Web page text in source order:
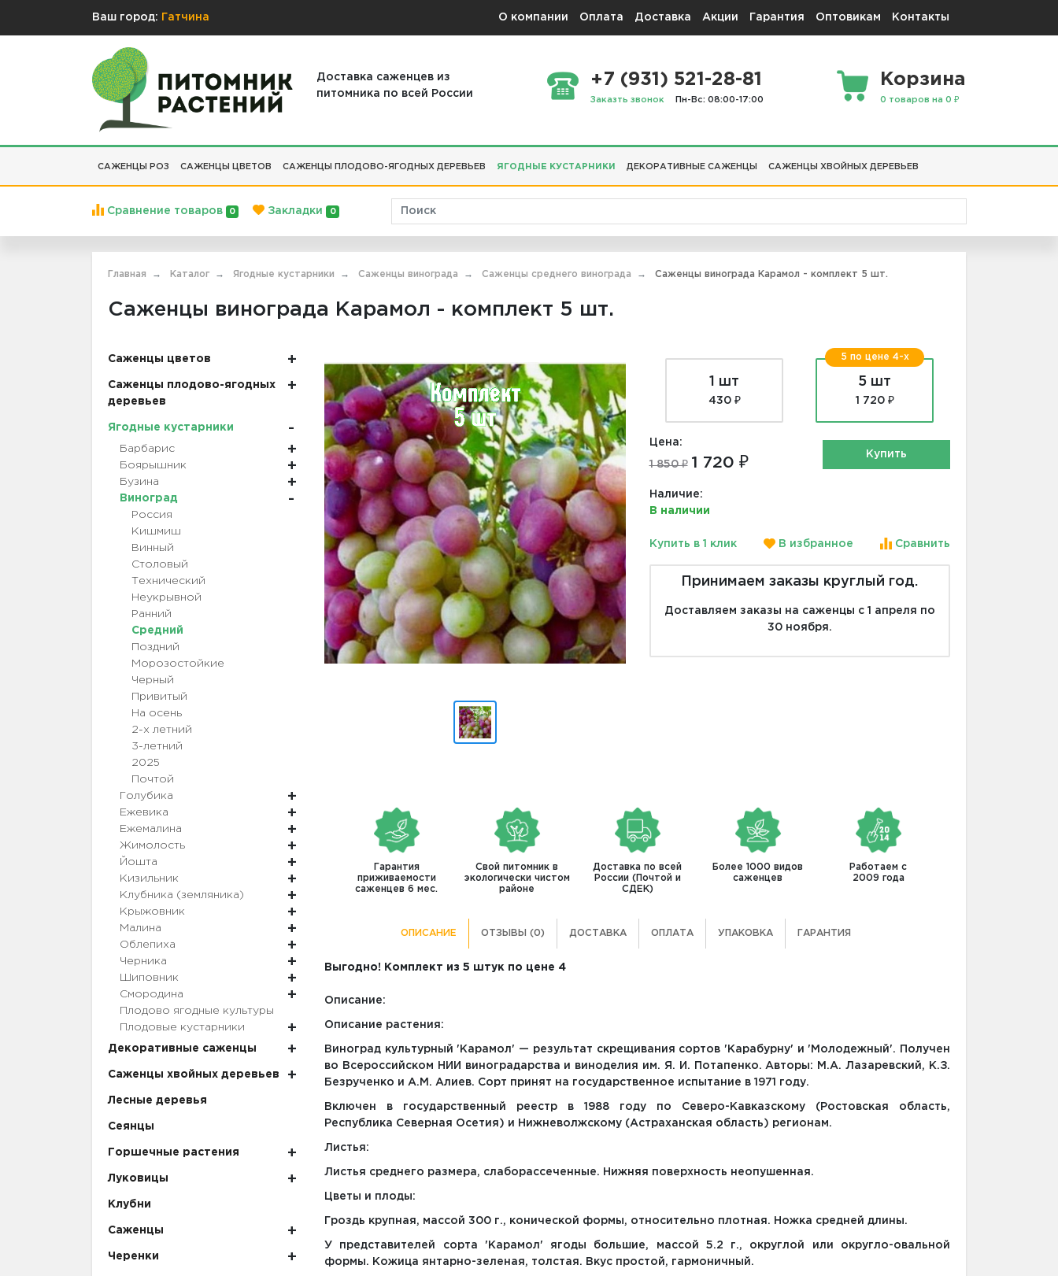
Ваш город: Гатчина О компании Оплата Доставка Акции Гарантия Оптовикам Контакты
Доставка саженцев из
питомника по всей России
+7 (931) 521-28-81
Заказть звонок Пн-Вс: 08:00-17:00
Корзина
0 товаров на 0 ₽
САЖЕНЦЫ РОЗ САЖЕНЦЫ ЦВЕТОВ САЖЕНЦЫ ПЛОДОВО-ЯГОДНЫХ ДЕРЕВЬЕВ ЯГОДНЫЕ КУСТАРНИКИ ДЕКОРАТИВНЫЕ САЖЕНЦЫ САЖЕНЦЫ ХВОЙНЫХ ДЕРЕВЬЕВ
Сравнение товаров 0 Закладки 0
Главная Каталог Ягодные кустарники Саженцы винограда Саженцы среднего винограда Саженцы винограда Карамол - комплект 5 шт.
Саженцы винограда Карамол - комплект 5 шт.
Саженцы цветов
Саженцы плодово-ягодных
деревьев
Ягодные кустарники
Барбарис
Боярышник
Бузина
Виноград
Россия
Кишмиш
Винный
Столовый
Технический
Неукрывной
Ранний
Средний
Поздний
Морозостойкие
Черный
Привитый
На осень
2-х летний
3-летний
2025
Почтой
Голубика
Ежевика
Ежемалина
Жимолость
Йошта
Кизильник
Клубника (земляника)
Крыжовник
Малина
Облепиха
Черника
Шиповник
Смородина
Плодово ягодные культуры
Плодовые кустарники
Декоративные саженцы
Саженцы хвойных деревьев
Лесные деревья
Сеянцы
Горшечные растения
Луковицы
Клубни
Саженцы
Черенки
1 шт
430 ₽
5 по цене 4-х
5 шт
1 720 ₽
Цена:
1 850 ₽ 1 720 ₽
Наличие:
В наличии
Купить
Купить в 1 клик В избранное Сравнить
Принимаем заказы круглый год.
Доставляем заказы на саженцы с 1 апреля по
30 ноября.
Гарантия
приживаемости
саженцев 6 мес.
Свой питомник в
экологически чистом
районе
Доставка по всей
России (Почтой и
СДЕК)
Более 1000 видов
саженцев
Работаем с
2009 года
ОПИСАНИЕ ОТЗЫВЫ (0) ДОСТАВКА ОПЛАТА УПАКОВКА ГАРАНТИЯ
Выгодно! Комплект из 5 штук по цене 4
Описание:
Описание растения:
Виноград культурный 'Карамол' — результат скрещивания сортов 'Карабурну' и 'Молодежный'. Получен
во Всероссийском НИИ виноградарства и виноделия им. Я. И. Потапенко. Авторы: М.А. Лазаревский, К.З.
Безрученко и А.М. Алиев. Сорт принят на государственное испытание в 1971 году.
Включен в государственный реестр в 1988 году по Северо-Кавказскому (Ростовская область,
Республика Северная Осетия) и Нижневолжскому (Астраханская область) регионам.
Листья:
Листья среднего размера, слаборассеченные. Нижняя поверхность неопушенная.
Цветы и плоды:
Гроздь крупная, массой 300 г., конической формы, относительно плотная. Ножка средней длины.
У представителей сорта 'Карамол' ягоды большие, массой 5.2 г., округлой или округло-овальной
формы. Кожица янтарно-зеленая, толстая. Вкус простой, гармоничный.